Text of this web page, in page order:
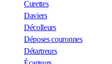
Curettes
Daviers
Décolleurs
Déposes couronnes
Détartreurs